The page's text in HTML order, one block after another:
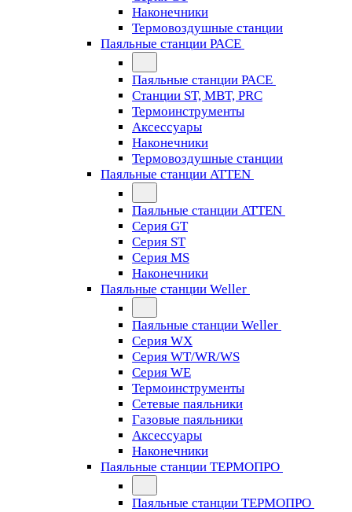
Наконечники
Термовоздушные станции
Паяльные станции PACE
Паяльные станции PACE
Станции ST, MBT, PRC
Термоинструменты
Аксессуары
Наконечники
Термовоздушные станции
Паяльные станции ATTEN
Паяльные станции ATTEN
Серия GT
Серия ST
Серия MS
Наконечники
Паяльные станции Weller
Паяльные станции Weller
Серия WX
Серия WT/WR/WS
Серия WE
Термоинструменты
Сетевые паяльники
Газовые паяльники
Аксессуары
Наконечники
Паяльные станции ТЕРМОПРО
Паяльные станции ТЕРМОПРО